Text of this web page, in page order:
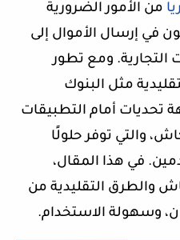
من الأمور الضرورية
في إرسال الأموال إلى
التجارية. ومع تطور
مثل البنوك
تحديات أمام التطبيقات
والتي توفر حلولًا
في هذا المقال،
والطرق التقليدية من
وسهولة الاستخدام.